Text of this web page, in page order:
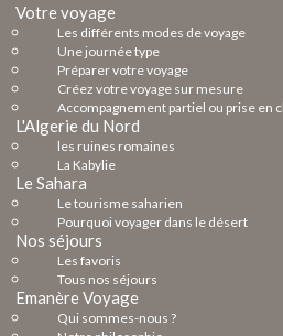
Votre voyage
Les différents modes de voyage
Une journée type
Préparer votre voyage
Créez votre voyage sur mesure
Accompagnement partiel ou prise en
L'Algerie du Nord
les ruines romaines
La Kabylie
Le Sahara
Le tourisme saharien
Pourquoi voyager dans le désert
Nos séjours
Les favoris
Tous nos séjours
Emanère Voyage
Qui sommes-nous ?